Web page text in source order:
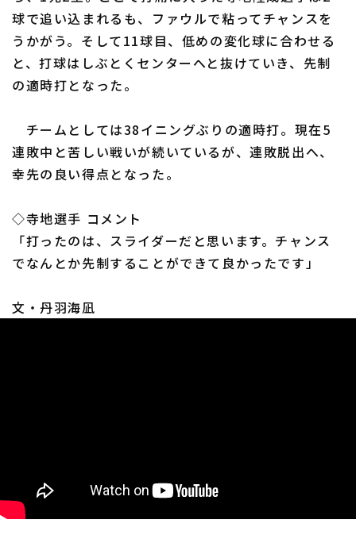
福岡ソフトバンクホークス
利用規約 プライバシーポリシー
特定商取引法の表示 アルバイト募集（別ウィンドウで開く
球で追い込まれるも、ファウルで粘ってチャンスを
うかがう。そして11球目、低めの変化球に合わせる
と、打球はしぶとくセンターへと抜けていき、先制
の適時打となった。
チームとしては38イニングぶりの適時打。現在5
連敗中と苦しい戦いが続いているが、連敗脱出へ、
幸先の良い得点となった。
◇寺地選手 コメント
「打ったのは、スライダーだと思います。チャンス
でなんとか先制することができて良かったです」
文・丹羽海凪